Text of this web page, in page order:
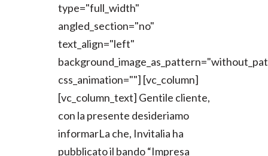
type="full_width"
angled_section="no"
text_align="left"
css_animation=""] [vc_column]
[vc_column_text] Gentile cliente,
con la presente desideriamo
informarLa che, Invitalia ha
pubblicato il bando “Impresa